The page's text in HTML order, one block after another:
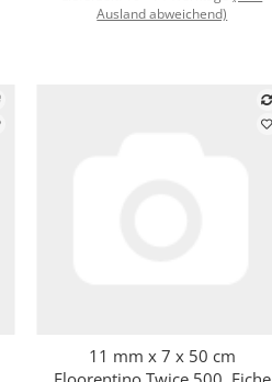
Ausland abweichend)
Schnellkauf
11 mm x 7 x 50 cm